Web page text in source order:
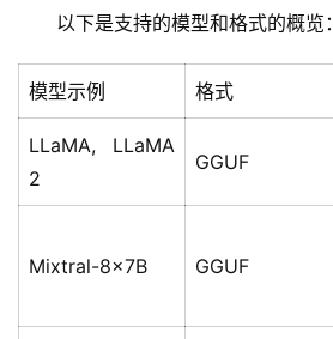
目
录
行
业
登录 注册
以下是支持的模型和格式的概览：
模型示例 格式
LLaMA, LLaMA
2
GGUF
Mixtral-8x7B GGUF